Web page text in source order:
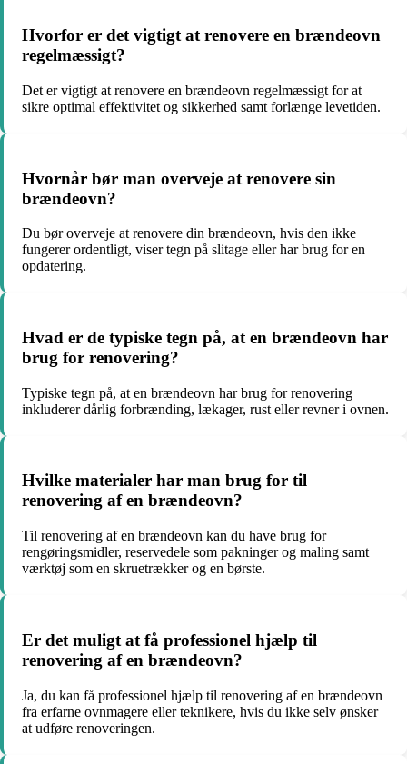
Hvorfor er det vigtigt at renovere en brændeovn
regelmæssigt?
Det er vigtigt at renovere en brændeovn regelmæssigt for at
sikre optimal effektivitet og sikkerhed samt forlænge levetiden.
Hvornår bør man overveje at renovere sin
brændeovn?
Du bør overveje at renovere din brændeovn, hvis den ikke
fungerer ordentligt, viser tegn på slitage eller har brug for en
opdatering.
Hvad er de typiske tegn på, at en brændeovn har
brug for renovering?
Typiske tegn på, at en brændeovn har brug for renovering
inkluderer dårlig forbrænding, lækager, rust eller revner i ovnen.
Hvilke materialer har man brug for til
renovering af en brændeovn?
Til renovering af en brændeovn kan du have brug for
rengøringsmidler, reservedele som pakninger og maling samt
værktøj som en skruetrækker og en børste.
Er det muligt at få professionel hjælp til
renovering af en brændeovn?
Ja, du kan få professionel hjælp til renovering af en brændeovn
fra erfarne ovnmagere eller teknikere, hvis du ikke selv ønsker
at udføre renoveringen.